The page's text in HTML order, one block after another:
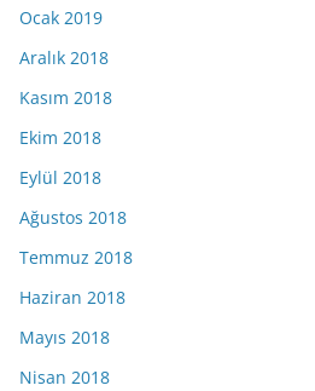
Ocak 2019
Aralık 2018
Kasım 2018
Ekim 2018
Eylül 2018
Ağustos 2018
Temmuz 2018
Haziran 2018
Mayıs 2018
Nisan 2018